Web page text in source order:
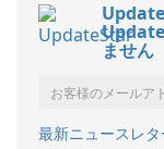
Update
ません
最新ニュースレタ